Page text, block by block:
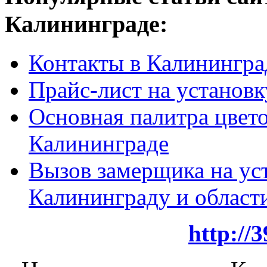
Калининграде:
Контакты в
Прайс-лист на
Основная палитра
Калининграде
Вызов замерщика на
Калининграду и
http://